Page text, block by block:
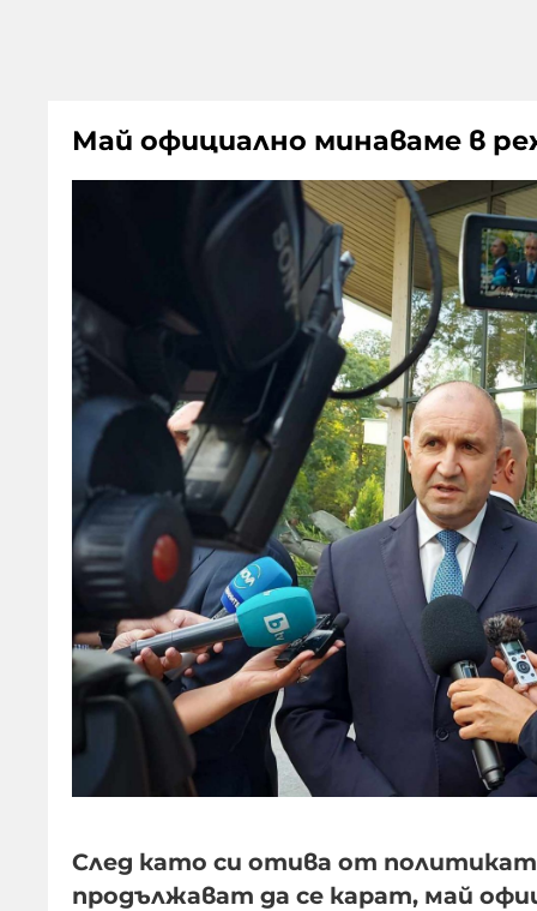
Май официално минаваме в
След като си отива от
продължават да се карат, май